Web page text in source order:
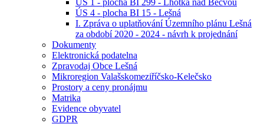
ÚS 1 - plocha BI 299 - Lhotka nad Bečvou
ÚS 4 - plocha BI 15 - Lešná
I. Zpráva o uplatňování Územního plánu Lešná
za období 2020 - 2024 - návrh k projednání
Dokumenty
Elektronická podatelna
Zpravodaj Obce Lešná
Mikroregion Valašskomeziříčsko-Kelečsko
Prostory a ceny pronájmu
Matrika
Evidence obyvatel
GDPR